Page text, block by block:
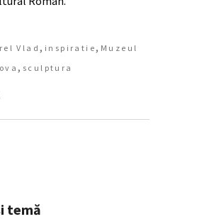
Vlad , inspiratie , Muzeul
, sculptura
temă